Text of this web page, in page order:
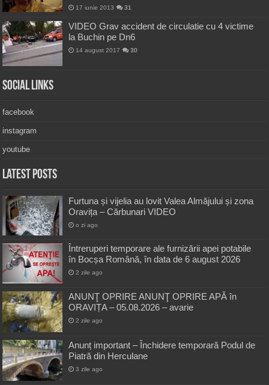
17 iunie 2013 31
VIDEO Grav accident de circulatie cu 4 victime
la Buchin pe Dn6
14 august 2017 30
Social Links
facebook
instagram
youtube
Latest Posts
Furtuna și vijelia au lovit Valea Almăjului și zona
Oravița – Cărbunari VIDEO
o zi ago
Întreruperi temporare ale furnizării apei potabile
în Bocșa Română, în data de 6 august 2026
2 zile ago
ANUNŢ OPRIRE ANUNŢ OPRIRE APĂ în
ORAVIȚA – 05.08.2026 – avarie
2 zile ago
Anunț important – Închidere temporară Podul de
Piatră din Herculane
3 zile ago